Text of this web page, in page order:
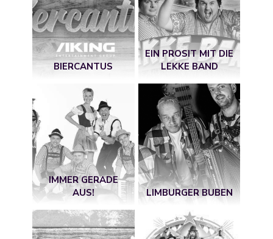
BIERCANTUS
EIN PROSIT MIT DIE
LEKKE BAND
IMMER GERADE
AUS!
LIMBURGER BUBEN